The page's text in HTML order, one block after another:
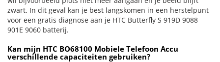
zwart. In dit geval kan je best langskomen in een herstelpunt
voor een gratis diagnose aan je HTC Butterfly S 919D 9088
901E 9060 batterij.
Kan mijn HTC BO68100 Mobiele Telefoon Accu
verschillende capaciteiten gebruiken?